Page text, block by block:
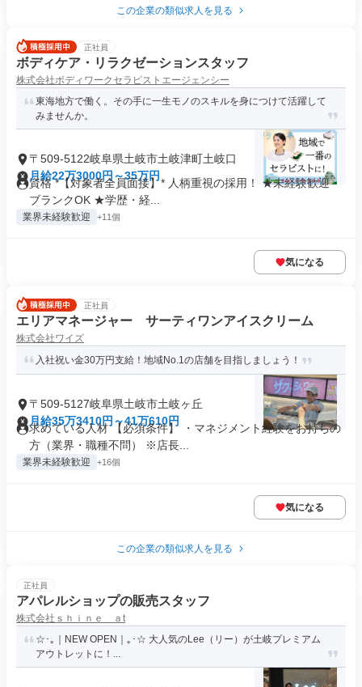
この企業の類似求人を見る
正社員
ボディケア・リラクゼーションスタッフ
株式会社ボディワークセラピストエージェンシー
東海地方で働く。その手に一生モノのスキルを身につけて活躍して
みませんか。
〒509-5122岐阜県土岐市土岐津町土岐口
月給22万3000円～35万円
資格 *【対象者全員面接】* 人柄重視の採用！ ★未経験歓迎・
ブランクOK ★学歴・経...
業界未経験歓迎 +11個
気になる
正社員
エリアマネージャー サーティワンアイスクリーム
株式会社ワイズ
入社祝い金30万円支給！地域No.1の店舗を目指しましょう！
〒509-5127岐阜県土岐市土岐ヶ丘
月給35万3410円～41万610円
求めている人材 【必須条件】 ・マネジメント経験をお持ちの
方（業界・職種不問） ※店長...
業界未経験歓迎 +16個
気になる
この企業の類似求人を見る
正社員
アパレルショップの販売スタッフ
株式会社ｓｈｉｎｅ ａt
☆･｡｜NEW OPEN｜｡･☆ 大人気のLee（リー）が土岐プレミアム
アウトレットに！...